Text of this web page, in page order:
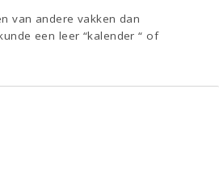
van andere vakken dan
een leer “kalender “ of